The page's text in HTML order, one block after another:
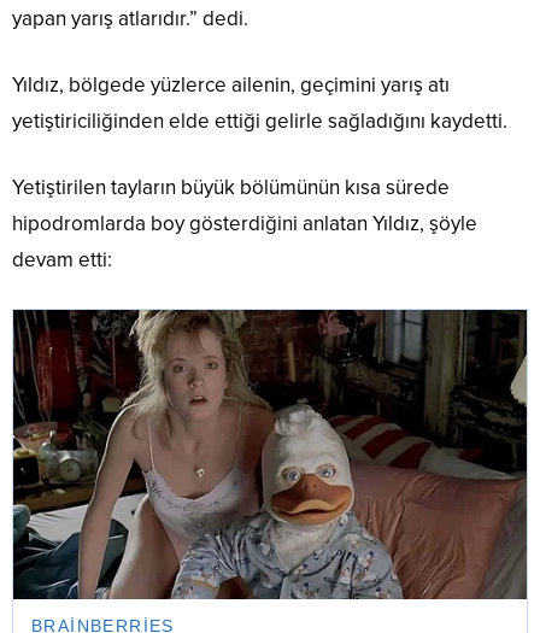
yapan yarış atlarıdır.” dedi.
Yıldız, bölgede yüzlerce ailenin, geçimini yarış atı
yetiştiriciliğinden elde ettiği gelirle sağladığını kaydetti.
Yetiştirilen tayların büyük bölümünün kısa sürede
hipodromlarda boy gösterdiğini anlatan Yıldız, şöyle
devam etti: